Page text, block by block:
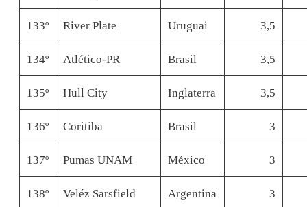
133º River Plate Uruguai 3,5
134º Atlético-PR Brasil 3,5
135º Hull City Inglaterra 3,5
136º Coritiba Brasil 3
137º Pumas UNAM México 3
138º Veléz Sarsfield Argentina 3